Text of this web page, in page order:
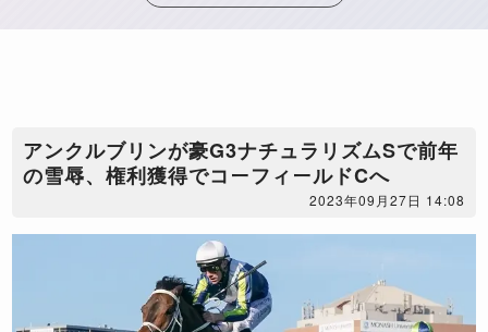
アンクルブリンが豪G3ナチュラリズムSで前年
の雪辱、権利獲得でコーフィールドCへ
2023年09月27日 14:08